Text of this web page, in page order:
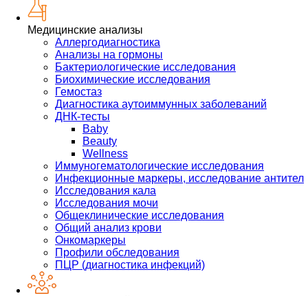
Медицинские анализы
Аллергодиагностика
Анализы на гормоны
Бактериологические исследования
Биохимические исследования
Гемостаз
Диагностика аутоиммунных заболеваний
ДНК-тесты
Baby
Beauty
Wellness
Иммуногематологические исследования
Инфекционные маркеры, исследование антител
Исследования кала
Исследования мочи
Общеклинические исследования
Общий анализ крови
Онкомаркеры
Профили обследования
ПЦР (диагностика инфекций)